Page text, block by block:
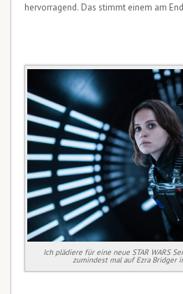
hervorragend. Das stimmt einem am
Ich plädiere für eine neue STAR WARS
zumindest mal auf Ezra Bridger